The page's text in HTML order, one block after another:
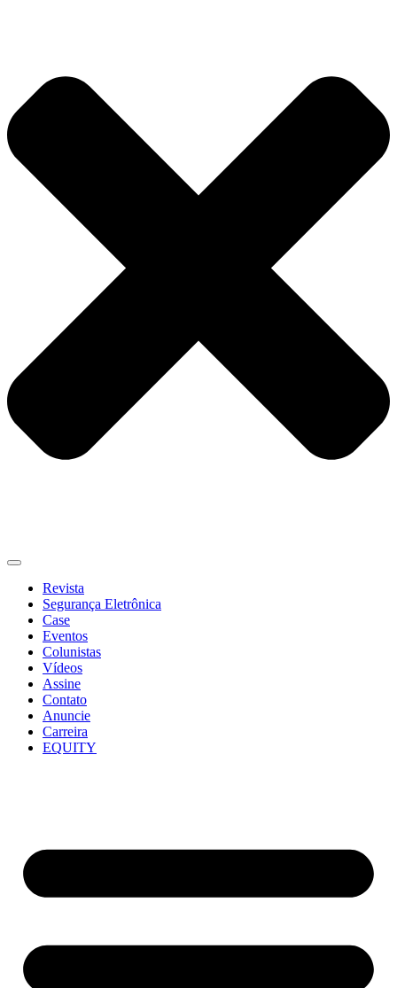
Revista
Segurança Eletrônica
Case
Eventos
Colunistas
Vídeos
Assine
Contato
Anuncie
Carreira
EQUITY